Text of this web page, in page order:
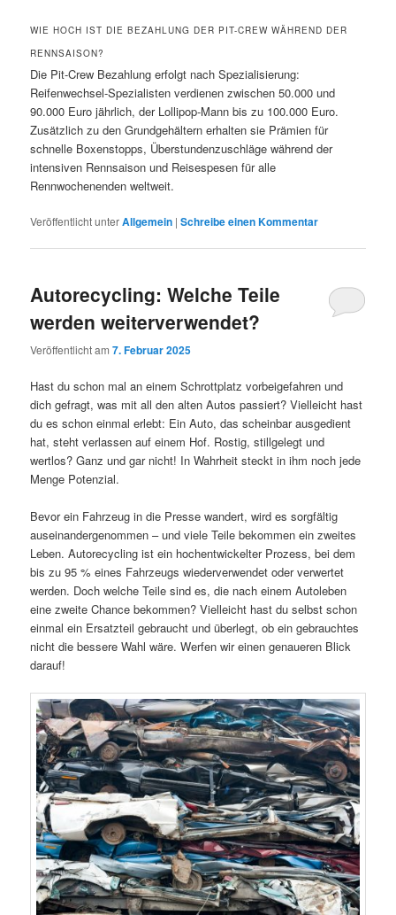
WIE HOCH IST DIE BEZAHLUNG DER PIT-CREW WÄHREND DER
RENNSAISON?
Die Pit-Crew Bezahlung erfolgt nach Spezialisierung:
Reifenwechsel-Spezialisten verdienen zwischen 50.000 und
90.000 Euro jährlich, der Lollipop-Mann bis zu 100.000 Euro.
Zusätzlich zu den Grundgehältern erhalten sie Prämien für
schnelle Boxenstopps, Überstundenzuschläge während der
intensiven Rennsaison und Reisespesen für alle
Rennwochenenden weltweit.
Veröffentlicht unterAllgemein |Schreibe einen Kommentar
Autorecycling: Welche Teile
werden weiterverwendet?
Veröffentlicht am7. Februar 2025
Hast du schon mal an einem Schrottplatz vorbeigefahren und
dich gefragt, was mit all den alten Autos passiert? Vielleicht hast
du es schon einmal erlebt: Ein Auto, das scheinbar ausgedient
hat, steht verlassen auf einem Hof. Rostig, stillgelegt und
wertlos? Ganz und gar nicht! In Wahrheit steckt in ihm noch jede
Menge Potenzial.
Bevor ein Fahrzeug in die Presse wandert, wird es sorgfältig
auseinandergenommen – und viele Teile bekommen ein zweites
Leben. Autorecycling ist ein hochentwickelter Prozess, bei dem
bis zu 95 % eines Fahrzeugs wiederverwendet oder verwertet
werden. Doch welche Teile sind es, die nach einem Autoleben
eine zweite Chance bekommen? Vielleicht hast du selbst schon
einmal ein Ersatzteil gebraucht und überlegt, ob ein gebrauchtes
nicht die bessere Wahl wäre. Werfen wir einen genaueren Blick
darauf!